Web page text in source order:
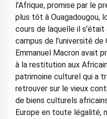
l’Afrique, promise par le
plus tôt à Ouagadougou,
cours de laquelle il
campus de l’université de
Emmanuel Macron avait
à la restitution aux
patrimoine culturel qui a
retrouver sur le vieux
de biens culturels
Europe en toute